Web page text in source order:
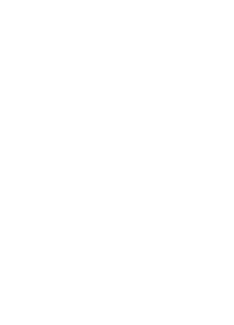
informativ. interaktiv